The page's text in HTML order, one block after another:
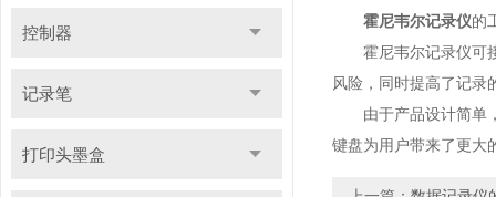
控制器
记录笔
打印头墨盒
霍尼韦尔记录仪的
霍尼韦尔记录仪可接
风险，同时提高了记录
由于产品设计简单，
键盘为用户带来了更大